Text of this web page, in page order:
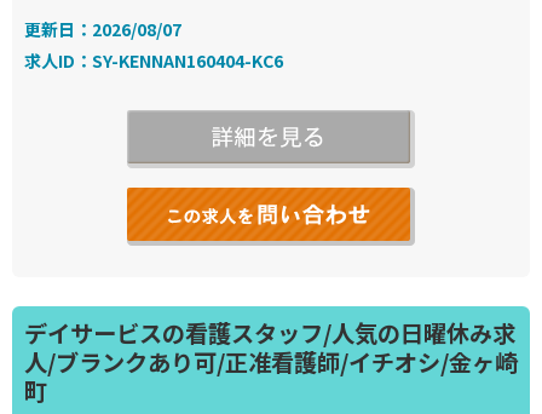
更新日：2026/08/07
求人ID：SY-KENNAN160404-KC6
デイサービスの看護スタッフ/人気の日曜休み求
人/ブランクあり可/正准看護師/イチオシ/金ヶ崎
町